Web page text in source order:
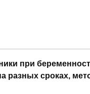
при
разных сроках,